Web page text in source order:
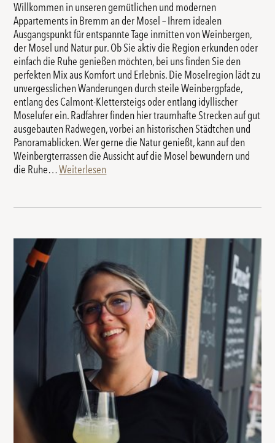
Willkommen in unseren gemütlichen und modernen
Appartements in Bremm an der Mosel – Ihrem idealen
Ausgangspunkt für entspannte Tage inmitten von Weinbergen,
der Mosel und Natur pur. Ob Sie aktiv die Region erkunden oder
einfach die Ruhe genießen möchten, bei uns finden Sie den
perfekten Mix aus Komfort und Erlebnis. Die Moselregion lädt zu
unvergesslichen Wanderungen durch steile Weinbergpfade,
entlang des Calmont-Klettersteigs oder entlang idyllischer
Moselufer ein. Radfahrer finden hier traumhafte Strecken auf gut
ausgebauten Radwegen, vorbei an historischen Städtchen und
Panoramablicken. Wer gerne die Natur genießt, kann auf den
Weinbergterrassen die Aussicht auf die Mosel bewundern und
die Ruhe…Weiterlesen